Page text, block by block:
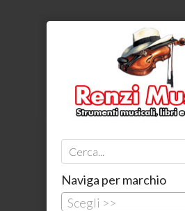
Naviga per marchio
Scegli >>